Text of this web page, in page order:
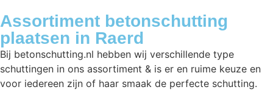
Assortiment betonschutting
plaatsen in Raerd
Bij betonschutting.nl hebben wij verschillende type
schuttingen in ons assortiment & is er en ruime keuze en
voor iedereen zijn of haar smaak de perfecte schutting.